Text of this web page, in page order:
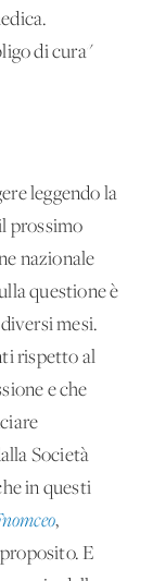
di cura"
leggendo la
prossimo
nazionale
questione è
mesi.
rispetto al
e che
Società
in questi
,
E